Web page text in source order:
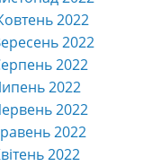
2022
2022
2022
2022
2022
2022
2022